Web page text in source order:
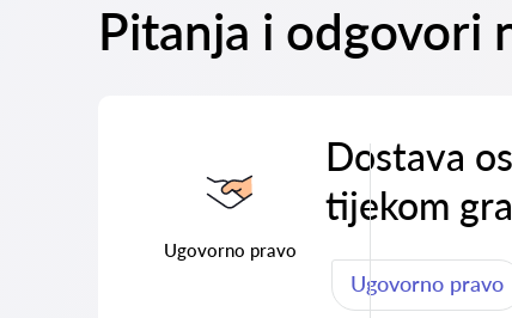
Pitanja i odgovori
Ugovorno pravo
Dostava
tijekom
Ugovorno pravo